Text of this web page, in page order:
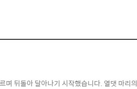
뒤돌아 달아나기 시작했습니다. 열댓 마리